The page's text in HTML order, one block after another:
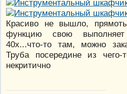
Красиво не вышло,
функцию свою
40х...что-то там, можно
Труба посередине из чего-
некритично